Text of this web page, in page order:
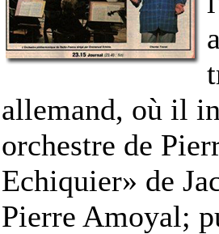
allemand, où il
orchestre de
Echiquier» de
Pierre Amoyal;